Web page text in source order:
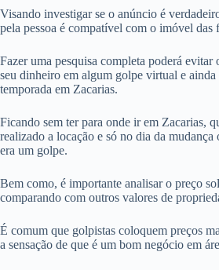
Visando investigar se o anúncio é
pela pessoa é compatível com o imóvel das
Fazer uma pesquisa completa poderá evitar
seu dinheiro em algum golpe virtual e ainda
temporada em Zacarias.
Ficando sem ter para onde ir em Zacarias,
realizado a locação e só no dia da
era um golpe.
Bem como, é importante analisar o preço
comparando com outros valores de
É comum que golpistas coloquem preços
a sensação de que é um bom negócio em